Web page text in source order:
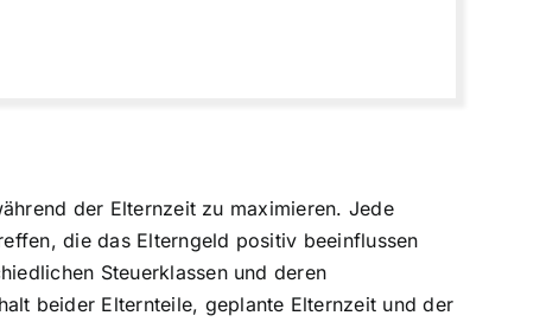
der Elternzeit zu maximieren. Jede
die das Elterngeld positiv beeinflussen
Steuerklassen und deren
beider Elternteile, geplante Elternzeit und der